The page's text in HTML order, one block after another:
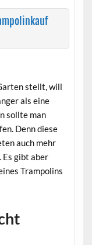
stellt, will
als eine
sollte man
Denn diese
auch mehr
Es gibt aber
Trampolins